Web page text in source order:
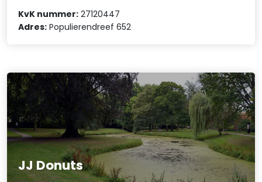
KvK nummer: 27120447
Adres: Populierendreef 652
JJ Donuts